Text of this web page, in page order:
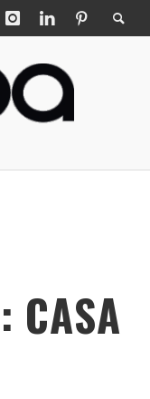
CASA